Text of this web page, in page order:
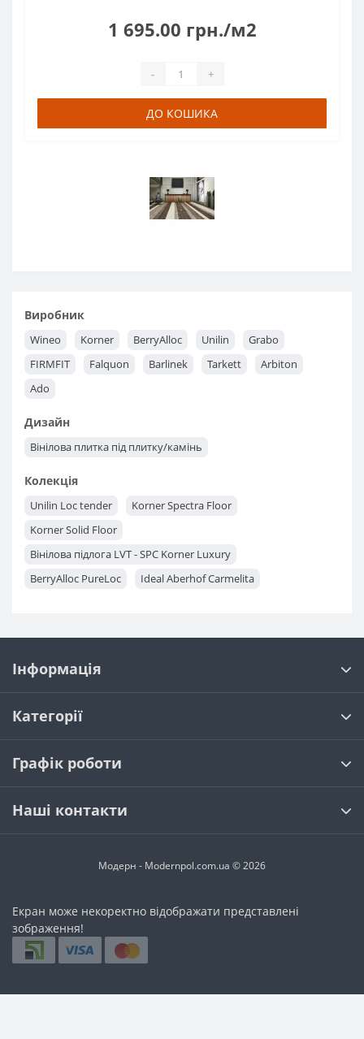
1 695.00 грн./м2
- +
ДО КОШИКА
Виробник
Wineo Korner BerryAlloc Unilin
Grabo
FIRMFIT
Falquon Barlinek Tarkett
Arbiton
Ado
Дизайн
Вінілова плитка під плитку/камінь
Колекція
Unilin Loc tender
Korner Spectra Floor
Korner Solid Floor
Вінілова підлога LVT - SPC Korner Luxury
BerryAlloc PureLoc
Ideal Aberhof Carmelita
Falquon Stone
Grabo Domino
Інформація
Категорії
Графік роботи
Наші контакти
Модерн - Modernpol.com.ua © 2026
Екран може некоректно відображати представлені
зображення!